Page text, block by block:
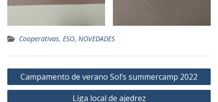
Cooperativas, ESO, NOVEDADES
Navegación
de
Campamento de verano Sol’s summercamp 2022
Liga local de ajedrez